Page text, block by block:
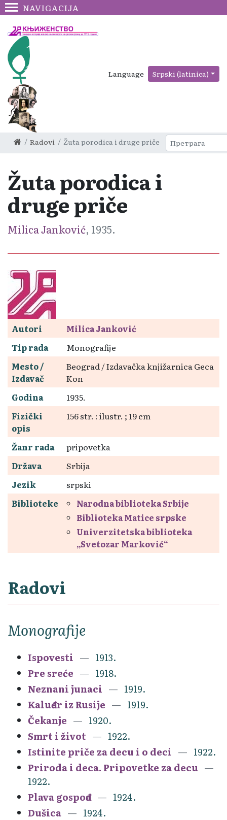
NAVIGACIJA
Language Srpski (latinica)
Radovi Žuta porodica i druge priče
Žuta porodica i
druge priče
Milica Janković, 1935.
Autori
Milica Janković
Tip rada
Monografije
Mesto /
Izdavač
Beograd / Izdavačka knjižarnica Geca
Kon
Godina
1935.
Fizički
opis
156 str. : ilustr. ; 19 cm
Žanr rada
pripovetka
Država
Srbija
Jezik
srpski
Biblioteke
Narodna biblioteka Srbije
Biblioteka Matice srpske
Univerzitetska biblioteka
„Svetozar Marković“
Radovi
Monografije
Ispovesti
1913.
Pre sreće
1918.
Neznani junaci
1919.
Kaluđer iz Rusije
1919.
Čekanje
1920.
Smrt i život
1922.
Istinite priče za decu i o deci
1922.
Priroda i deca. Pripovetke za decu
1922.
Plava gospođa
1924.
Dušica
1924.